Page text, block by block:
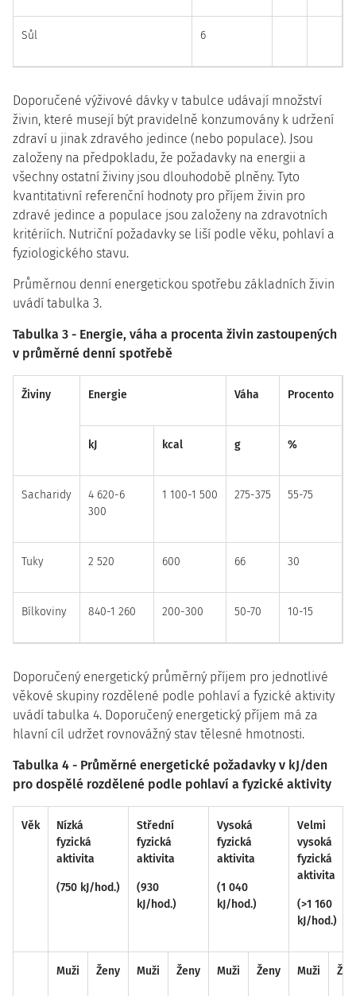
Sůl 6
Doporučené výživové dávky v tabulce udávají množství
živin, které musejí být pravidelně konzumovány k udržení
zdraví u jinak zdravého jedince (nebo populace). Jsou
založeny na předpokladu, že požadavky na energii a
všechny ostatní živiny jsou dlouhodobě plněny. Tyto
kvantitativní referenční hodnoty pro příjem živin pro
zdravé jedince a populace jsou založeny na zdravotních
kritériích. Nutriční požadavky se liší podle věku, pohlaví a
fyziologického stavu.
Průměrnou denní energetickou spotřebu základních živin
uvádí tabulka 3.
Tabulka 3 - Energie, váha a procenta živin zastoupených
v průměrné denní spotřebě
Živiny Energie Váha Procento
kJ kcal g %
Sacharidy
4 620-6
300
1 100-1 500 275-375 55-75
Tuky 2 520 600 66 30
Bílkoviny 840-1 260 200-300 50-70 10-15
Doporučený energetický průměrný příjem pro jednotlivé
věkové skupiny rozdělené podle pohlaví a fyzické aktivity
uvádí tabulka 4. Doporučený energetický příjem má za
hlavní cíl udržet rovnovážný stav tělesné hmotnosti.
Tabulka 4 - Průměrné energetické požadavky v kJ/den
pro dospělé rozdělené podle pohlaví a fyzické aktivity
Věk
Nízká
fyzická
aktivita
(750 kJ/hod.)
Střední
fyzická
aktivita
(930
kJ/hod.)
Vysoká
fyzická
aktivita
(1 040
kJ/hod.)
Velmi
vysoká
fyzická
aktivita
(>1 160
kJ/hod.)
Muži Ženy Muži Ženy Muži Ženy Muži